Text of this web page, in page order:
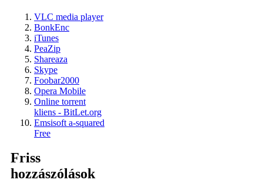
VLC media player
BonkEnc
iTunes
PeaZip
Shareaza
Skype
Foobar2000
Opera Mobile
Online torrent
kliens - BitLet.org
Emsisoft a-squared
Free
Friss
hozzászólások